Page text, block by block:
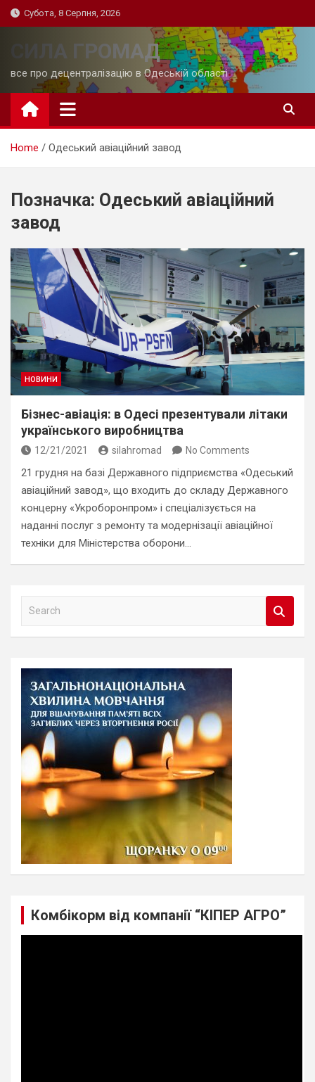
Skip
to
Субота, 8 Серпня, 2026
СИЛА ГРОМАД
все про децентралізацію в Одеській області
Home Одеський авіаційний завод
Позначка: Одеський авіаційний
завод
НОВИНИ
Бізнес-авіація: в Одесі презентували літаки
українського виробництва
12/21/2021 silahromad No Comments
21 грудня на базі Державного підприємства «Одеський
авіаційний завод», що входить до складу Державного
концерну «Укроборонпром» і спеціалізується на
наданні послуг з ремонту та модернізації авіаційної
техніки для Міністерства оборони…
a
Комбікорм від компанії “КІПЕР АГРО”